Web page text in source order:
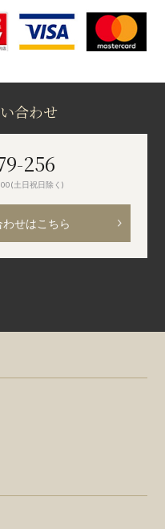
合わせ
256
土日祝日除く)
せはこちら